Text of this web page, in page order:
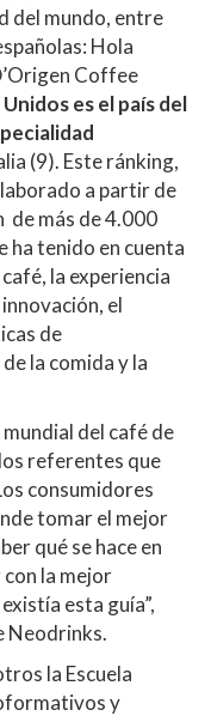
del mundo, entre
Hola
Coffee
es el país del
(9). Este ránking,
a partir de
de más de 4.000
ha tenido en cuenta
la experiencia
el
de
la comida y la
del café de
referentes que
consumidores
tomar el mejor
qué se hace en
la mejor
esta guía”,
Neodrinks.
la Escuela
y